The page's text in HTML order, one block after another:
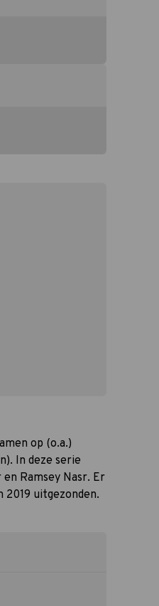
op (o.a.)
In deze serie
Ramsey Nasr. Er
2019 uitgezonden.